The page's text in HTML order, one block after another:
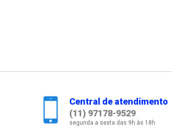
Central de atendimento
(11) 97178-9529
segunda a sexta das 9h às 18h